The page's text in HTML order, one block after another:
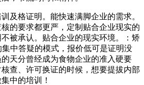
格证明。能快速满脚企业的需求。
的要求都更严，定制贴合企业现实的
被承认。贴合企业的现实环境。：矫
中答疑的模式，报价低可是证明没
天分曾经成为食物企业的准入硬要
查、许可换证的时候，想要提拔内部
中的培训！